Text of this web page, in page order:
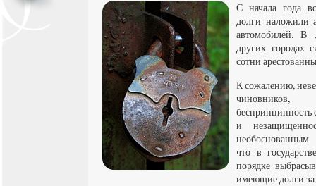
С начала года
долги наложили
автомобилей. В
других городах
сотни
К сожалению,
беспринципность
и
необоснованным
что в
порядке
имеющие долги